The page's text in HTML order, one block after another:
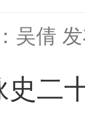
吴倩
史二